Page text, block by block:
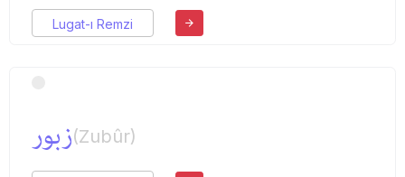
Lugat-ı Remzi
زبور(Zubûr)